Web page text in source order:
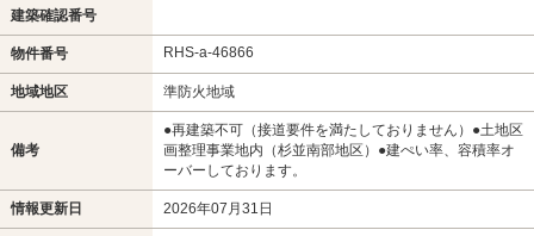
建築確認番号
物件番号 RHS-a-46866
地域地区 準防火地域
備考
●再建築不可（接道要件を満たしておりません）●土地区
画整理事業地内（杉並南部地区）●建ぺい率、容積率オ
ーバーしております。
情報更新日 2026年07月31日